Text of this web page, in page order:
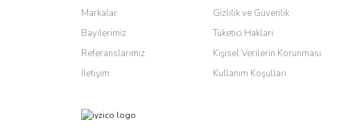
Ürün bilgilerinde hatalar bulunuyor.
Ürün fiyatı diğer sitelerden daha pahalı.
Bu ürüne benzer farklı alternatifler olmalı.
Markalar
Bayilerimiz
Referanslarımız
İletişim
Gizlilik ve Güvenlik
Tüketici Hakları
Kişisel Verilerin Korunması
Kullanım Koşulları